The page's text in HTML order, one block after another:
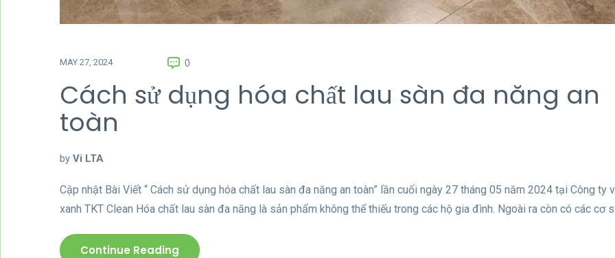
MAY 27, 2024 0
Cách sử dụng hóa chất lau sàn đa năng an
toàn
by Vi LTA
Cập nhật Bài Viết “ Cách sử dụng hóa chất lau sàn đa năng an toàn” lần cuối ngày 27 tháng 05 năm 2024 tại Công ty
xanh TKT Clean Hóa chất lau sàn đa năng là sản phẩm không thể thiếu trong các hộ gia đình. Ngoài ra còn có các cơ
Continue Reading